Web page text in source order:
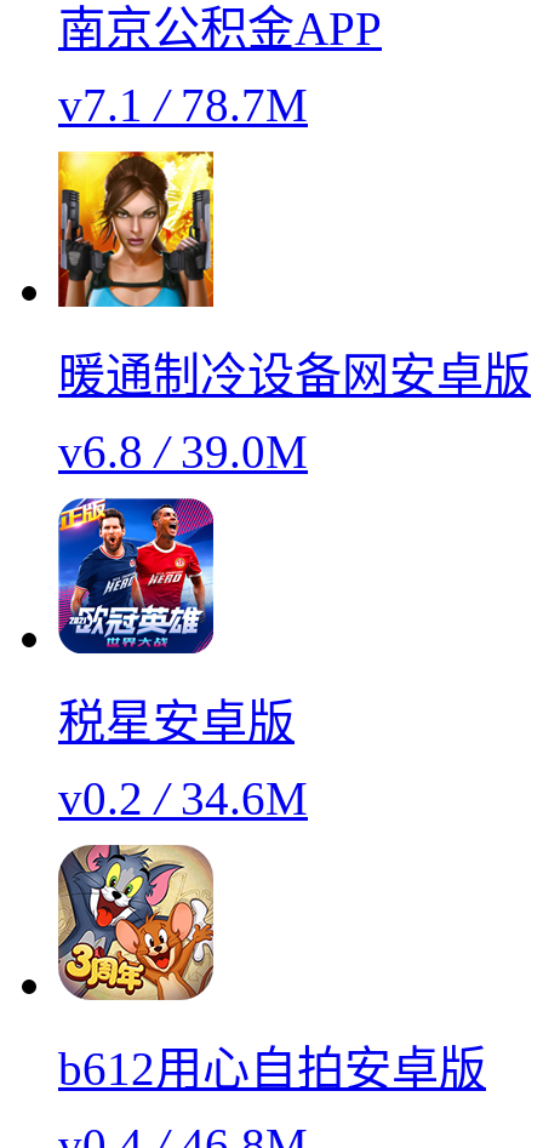
南京公积金APP
v7.1/78.7M
暖通制冷设备网安卓版
v6.8/39.0M
税星安卓版
v0.2/34.6M
b612用心自拍安卓版